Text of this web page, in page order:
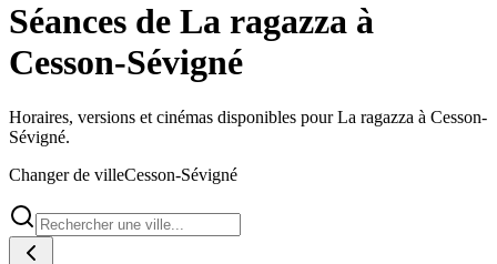
Séances de La ragazza à
Cesson-Sévigné
Horaires, versions et cinémas disponibles pour La ragazza à Cesson-
Sévigné.
Changer de villeCesson-Sévigné